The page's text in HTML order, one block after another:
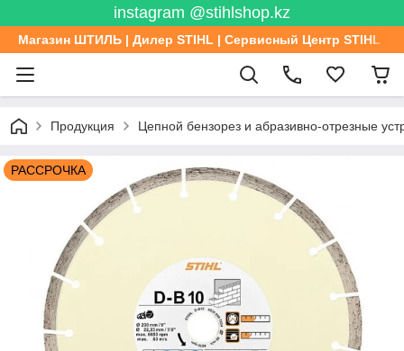
instagram @stihlshop.kz
Магазин ШТИЛЬ | Дилер STIHL | Сервисный Центр STIHL
Продукция Цепной бензорез и абразивно-отрезные
РАССРОЧКА